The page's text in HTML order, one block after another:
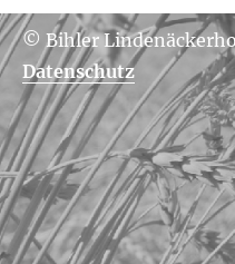
© Bihler
Datenschutz